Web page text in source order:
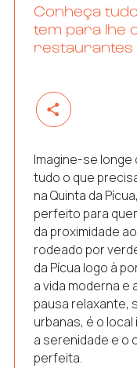
Conheça
tem para lhe
restaurantes
Imagine-se longe
tudo o que
na Quinta da
perfeito para
da proximidade
rodeado por
da Pícua logo à
a vida moderna e
pausa relaxante,
urbanas, é o local
a serenidade e o
perfeita.